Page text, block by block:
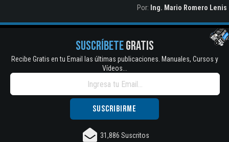
Por: Ing. Mario Romero Lenis
SUSCRÍBETEGRATIS
Recibe Gratis en tu Email las últimas publicaciones. Manuales, Cursos y
Vídeos...
31,886 Suscritos